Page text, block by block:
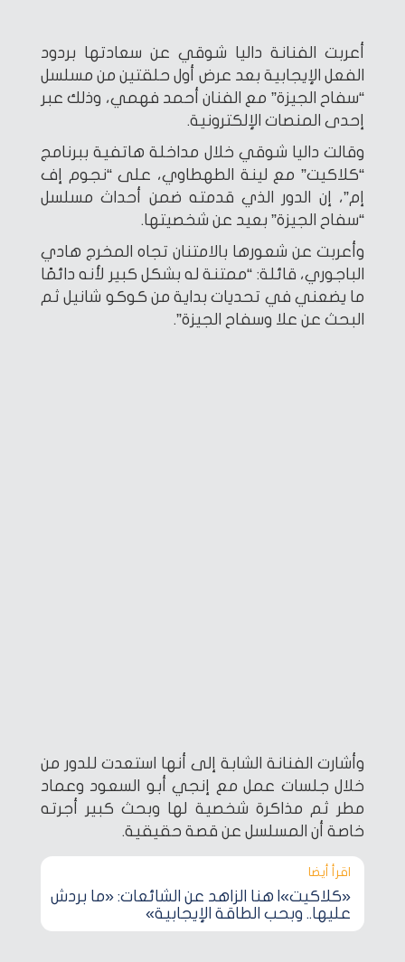
أعربت الفنانة داليا شوقي عن سعادتها بردود
الفعل الإيجابية بعد عرض أول حلقتين من مسلسل
“سفاح الجيزة” مع الفنان أحمد فهمي، وذلك عبر
إحدى المنصات الإلكترونية.
وقالت داليا شوقي خلال مداخلة هاتفية ببرنامج
“كلاكيت” مع لينة الطهطاوي، على “نجوم إف
إم”، إن الدور الذي قدمته ضمن أحداث مسلسل
“سفاح الجيزة” بعيد عن شخصيتها.
وأعربت عن شعورها بالامتنان تجاه المخرج هادي
الباجوري، قائلة: “ممتنة له بشكل كبير لأنه دائمًا
ما يضعني في تحديات بداية من كوكو شانيل ثم
البحث عن علا وسفاح الجيزة”.
وأشارت الفنانة الشابة إلى أنها استعدت للدور من
خلال جلسات عمل مع إنجي أبو السعود وعماد
مطر ثم مذاكرة شخصية لها وبحث كبير أجرته
خاصة أن المسلسل عن قصة حقيقية.
اقرأ أيضا‎
«كلاكيت»| هنا الزاهد عن الشائعات: «ما بردش
عليها.. وبحب الطاقة الإيجابية»